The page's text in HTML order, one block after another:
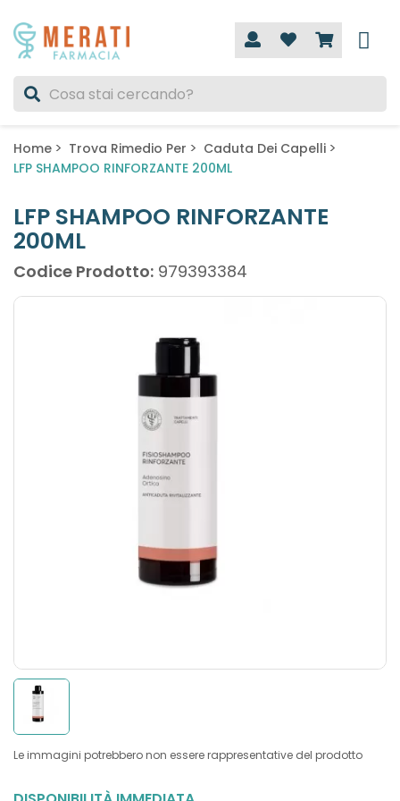
Home Trova Rimedio Per
Caduta Dei Capelli
LFP SHAMPOO RINFORZANTE 200ML
LFP SHAMPOO RINFORZANTE
200ML
Codice Prodotto: 979393384
Le immagini potrebbero non essere rappresentative del prodotto